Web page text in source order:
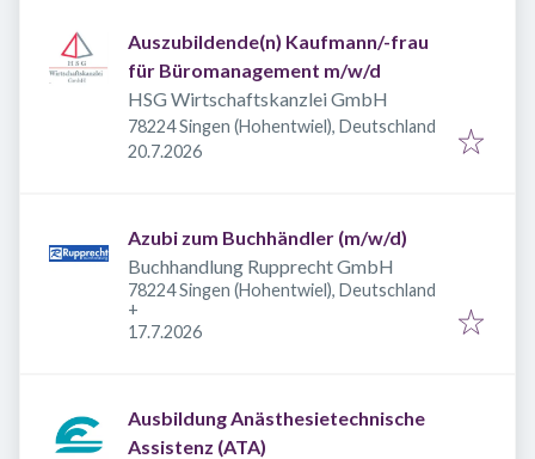
Auszubildende(n) Kaufmann/-frau
für Büromanagement m/w/d
HSG Wirtschaftskanzlei GmbH
78224 Singen (Hohentwiel), Deutschland
Veröffentlicht
20.7.2026
Azubi zum Buchhändler (m/w/d)
Buchhandlung Rupprecht GmbH
78224 Singen (Hohentwiel), Deutschland
+
Veröffentlicht
17.7.2026
Ausbildung Anästhesietechnische
Assistenz (ATA)